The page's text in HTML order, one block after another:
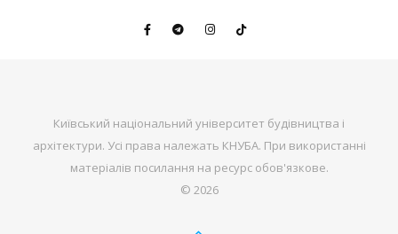
Київський національний університет будівництва і
архітектури. Усі права належать КНУБА. При використанні
матеріалів посилання на ресурс обов'язкове.
© 2026